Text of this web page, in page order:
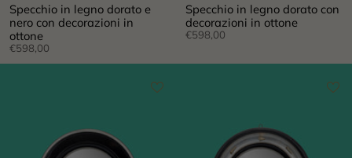
Specchio in legno dorato e
nero con decorazioni in
ottone
€598,00
Specchio in legno dorato con
decorazioni in ottone
€598,00